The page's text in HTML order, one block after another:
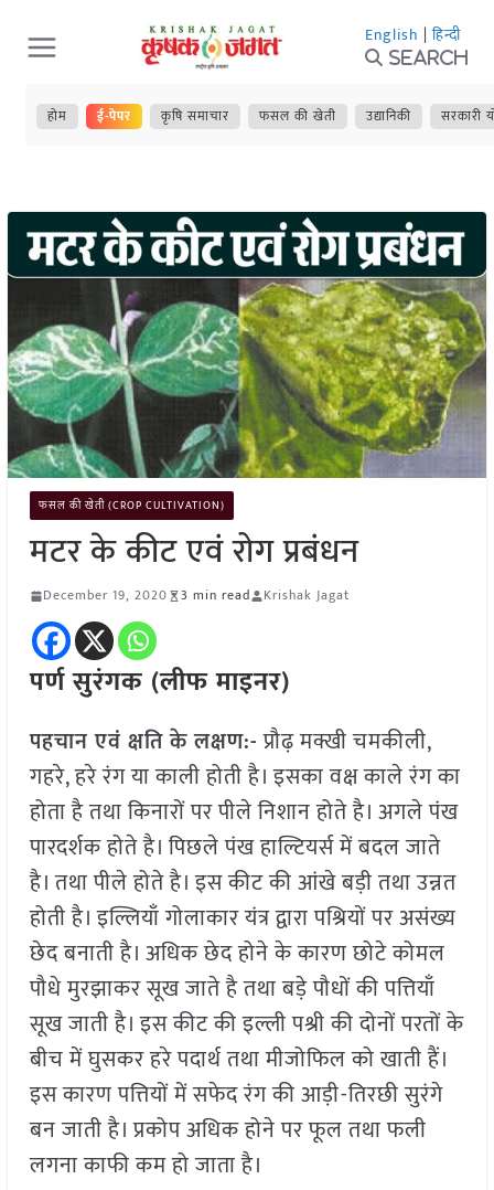
Skip
to
content
English | हिन्दी
Search
होम ई-पेपर कृषि समाचार फसल की खेती उद्यानिकी सरकारी
फसल की खेती (CROP CULTIVATION)
मटर के कीट एवं रोग प्रबंधन
December 19, 2020 3 min read Krishak Jagat
पर्ण सुरंगक (लीफ माइनर)
पहचान एवं क्षति के लक्षण:-प्रौढ़ मक्खी चमकीली,
गहरे, हरे रंग या काली होती है। इसका वक्ष काले रंग का
होता है तथा किनारों पर पीले निशान होते है। अगले पंख
पारदर्शक होते है। पिछले पंख हाल्टियर्स में बदल जाते
है। तथा पीले होते है। इस कीट की आंखे बड़ी तथा उन्नत
होती है। इल्लियाँ गोलाकार यंत्र द्वारा पश्रियों पर असंख्य
छेद बनाती है। अधिक छेद होने के कारण छोटे कोमल
पौधे मुरझाकर सूख जाते है तथा बड़े पौधों की पत्तियाँ
सूख जाती है। इस कीट की इल्ली पश्री की दोनों परतों के
बीच में घुसकर हरे पदार्थ तथा मीजोफिल को खाती हैं।
इस कारण पत्तियों में सफेद रंग की आड़ी-तिरछी सुरंगे
बन जाती है। प्रकोप अधिक होने पर फूल तथा फली
लगना काफी कम हो जाता है।